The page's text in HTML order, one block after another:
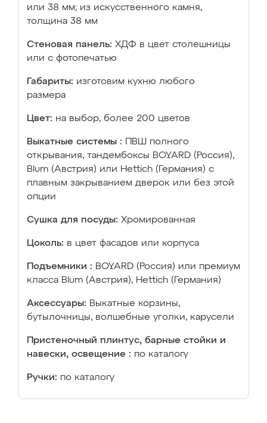
или 38 мм; из искусственного камня,
толщина 38 мм
Стеновая панель: ХДФ в цвет столешницы
или с фотопечатью
Габариты: изготовим кухню любого
размера
Цвет: на выбор, более 200 цветов
Выкатные системы :
ПВШ полного
открывания, тандембоксы BOYARD (Россия),
Blum (Австрия) или Hettich (Германия) с
плавным закрыванием дверок или без этой
опции
Сушка для посуды: Хромированная
Цоколь: в цвет фасадов или корпуса
Подъемники : BOYARD (Россия) или премиум
класса Blum (Австрия), Hettich (Германия)
Аксессуары: Выкатные корзины,
бутылочницы, волшебные уголки, карусели
Пристеночный плинтус, барные стойки и
навески, освещение : по каталогу
Ручки: по каталогу